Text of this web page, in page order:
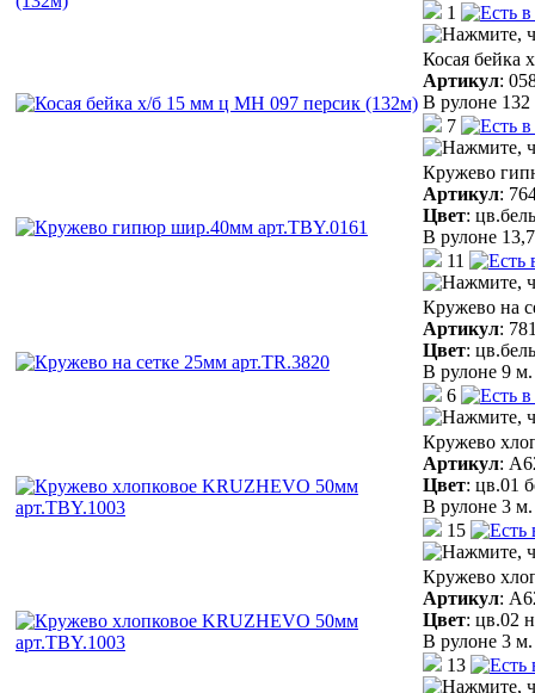
1
Косая бейка
Артикул:
В рулоне
7
Кружево
Артикул:
Цвет:
В рулоне
11
Кружево на
Артикул:
Цвет:
В рулоне 9 м.
6
Кружево
Артикул:
Цвет: цв.01
В рулоне 3 м.
15
Кружево
Артикул:
Цвет: цв.02
В рулоне 3 м.
13